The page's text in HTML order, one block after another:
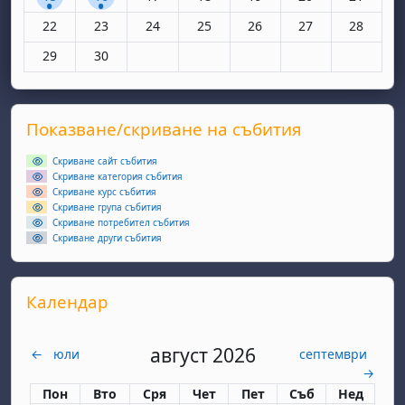
Няма събития, понеделник, 22 юни
22 Няма събития, вторник, 23 юни
23 Няма събития, сряда, 24 юни
24 Няма събития, четвъртък, 25 юни
25 Няма събития, петък, 26
26 Няма събития,
27 Няма
28
Няма събития, понеделник, 29 юни
29 Няма събития, вторник, 30 юни
30
Supplementary blocks
Прескочи Показване/скриване на събития
Показване/скриване на събития
Скриване сайт събития
Скриване категория събития
Скриване курс събития
Скриване група събития
Скриване потребител събития
Скриване други събития
Прескочи Календар
Календар
← юли август 2026
септември
→
Понеделник
Пон вторник
Вто сряда
Сря четвъртък
Чет петък
Пет събота
Съб неделя
Нед